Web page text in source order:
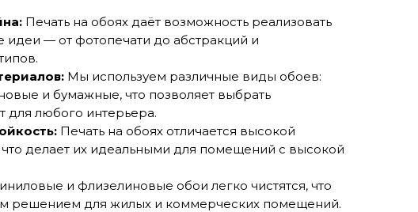
Печать на обоях даёт возможность реализовать
— от фотопечати до абстракций и
Мы используем различные виды обоев:
и бумажные, что позволяет выбрать
для любого интерьера.
Печать на обоях отличается высокой
что делает их идеальными для помещений с высокой
и флизелиновые обои легко чистятся, что
решением для жилых и коммерческих помещений.